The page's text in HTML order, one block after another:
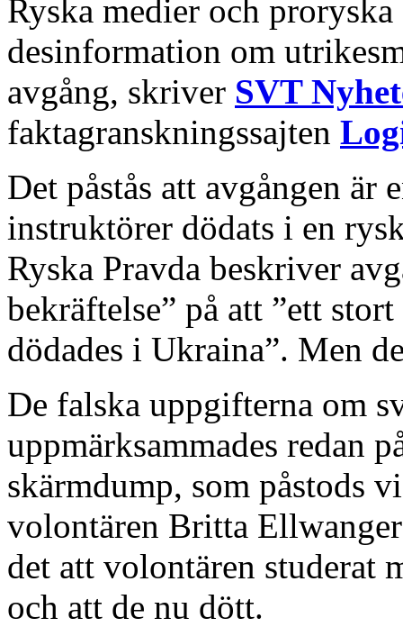
Ryska medier och
desinformation om
avgång, skriver SVT
faktagranskningssajten
Det påstås att avgången är
instruktörer dödats i en
Ryska Pravda beskriver
bekräftelse” på att ”ett
dödades i Ukraina”. Men
De falska uppgifterna om
uppmärksammades redan
skärmdump, som påstods
volontären Britta
det att volontären studerat
och att de nu dött.